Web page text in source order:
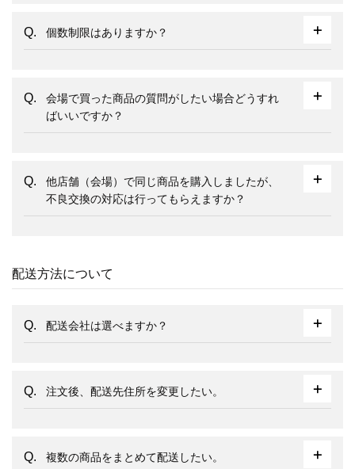
個数制限はありますか？
会場で買った商品の質問がしたい場合どうすれ
ばいいですか？
他店舗（会場）で同じ商品を購入しましたが、
不良交換の対応は行ってもらえますか？
配送方法について
配送会社は選べますか？
注文後、配送先住所を変更したい。
複数の商品をまとめて配送したい。